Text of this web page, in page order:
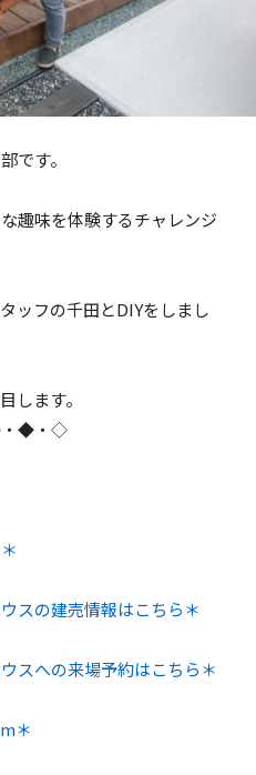
です。
趣味を体験するチャレンジ
ッフの千田とDIYをしまし
します。
◆・◇
スの建売情報はこちら＊
スへの来場予約はこちら＊
＊